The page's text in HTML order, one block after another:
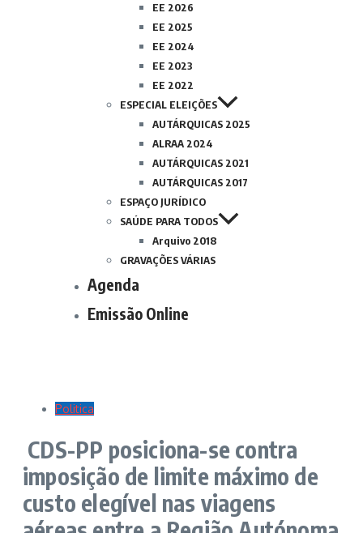
EE 2026
EE 2025
EE 2024
EE 2023
EE 2022
ESPECIAL ELEIÇÕES
AUTÁRQUICAS 2025
ALRAA 2024
AUTÁRQUICAS 2021
AUTÁRQUICAS 2017
ESPAÇO JURÍDICO
SAÚDE PARA TODOS
Arquivo 2018
GRAVAÇÕES VÁRIAS
Agenda
Emissão Online
Politica
CDS-PP posiciona-se contra
imposição de limite máximo de
custo elegível nas viagens